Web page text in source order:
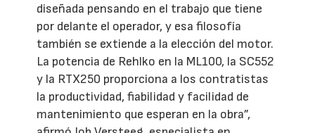
diseñada pensando en el trabajo que tiene
por delante el operador, y esa filosofía
también se extiende a la elección del motor.
La potencia de Rehlko en la ML100, la SC552
y la RTX250 proporciona a los contratistas
la productividad, fiabilidad y facilidad de
mantenimiento que esperan en la obra”,